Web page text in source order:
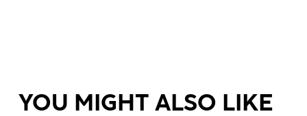
YOU MIGHT ALSO LIKE